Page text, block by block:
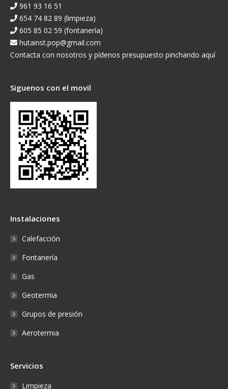
961 93 16 51
654 74 82 89 (limpieza)
605 85 02 59 (fontanería)
hutainst.pop@gmail.com
Contacta con nosotros y pídenos presupuesto pinchando aquí
Siguenos con el movil
Instalaciones
Calefacción
Fontanería
Gas
Geotermia
Grupos de presión
Aerotermia
Servicios
Limpieza